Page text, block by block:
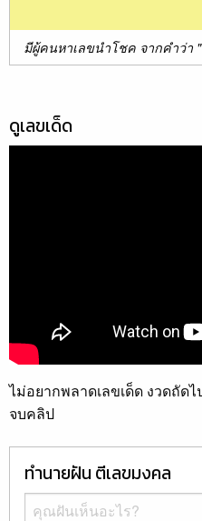
มีผู้คนหาเลขนำโชค จากคำว่า "
ดูเลขเด็ด
ไม่อยากพลาดเลขเด็ด งวดถัด
จบคลิป
ทำนายฝัน ตีเลขมงคล